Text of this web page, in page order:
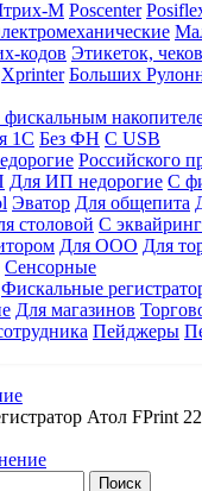
М Poscenter
кодов Этикеток,
Xprinter Больших
1С Без ФН С USB
Российского
Для ИП недорогие С
Эватор Для общепита
столовой С
Для ООО Для
Сенсорные
Фискальные
Для магазинов
Пейджеры
Атол FPrint